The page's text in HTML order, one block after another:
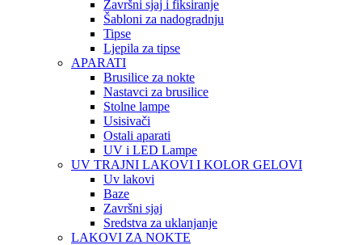
Završni sjaj i fiksiranje
Šabloni za nadogradnju
Tipse
Ljepila za tipse
APARATI
Brusilice za nokte
Nastavci za brusilice
Stolne lampe
Usisivači
Ostali aparati
UV i LED Lampe
UV TRAJNI LAKOVI I KOLOR GELOVI
Uv lakovi
Baze
Završni sjaj
Sredstva za uklanjanje
LAKOVI ZA NOKTE